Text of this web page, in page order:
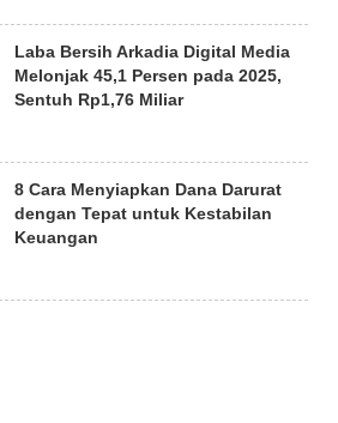
Laba Bersih Arkadia Digital Media
Melonjak 45,1 Persen pada 2025,
Sentuh Rp1,76 Miliar
8 Cara Menyiapkan Dana Darurat
dengan Tepat untuk Kestabilan
Keuangan